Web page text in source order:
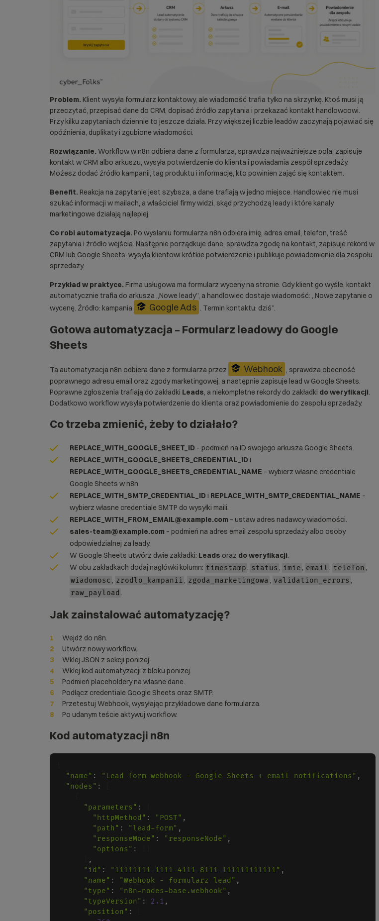
Problem. Klient wysyła formularz kontaktowy, ale wiadomość trafia tylko na skrzynkę. Ktoś musi ją
przeczytać, przepisać dane do CRM, dopisać źródło zapytania i przekazać kontakt handlowcowi.
Przy kilku zapytaniach dziennie to jeszcze działa. Przy większej liczbie leadów zaczynają pojawiać się
opóźnienia, duplikaty i zgubione wiadomości.
Rozwiązanie. Workflow w n8n odbiera dane z formularza, sprawdza najważniejsze pola, zapisuje
kontakt w CRM albo arkuszu, wysyła potwierdzenie do klienta i powiadamia zespół sprzedaży.
Możesz dodać źródło kampanii, tag produktu i informację, kto powinien zająć się kontaktem.
Benefit. Reakcja na zapytanie jest szybsza, a dane trafiają w jedno miejsce. Handlowiec nie musi
szukać informacji w mailach, a właściciel firmy widzi, skąd przychodzą leady i które kanały
marketingowe działają najlepiej.
Co robi automatyzacja. Po wysłaniu formularza n8n odbiera imię, adres email, telefon, treść
zapytania i źródło wejścia. Następnie porządkuje dane, sprawdza zgodę na kontakt, zapisuje rekord w
CRM lub Google Sheets, wysyła klientowi krótkie potwierdzenie i publikuje powiadomienie dla zespołu
sprzedaży.
Przykład w praktyce. Firma usługowa ma formularz wyceny na stronie. Gdy klient go wyśle, kontakt
automatycznie trafia do arkusza „Nowe leady”, a handlowiec dostaje wiadomość: „Nowe zapytanie o
wycenę. Źródło: kampania
Google Ads . Termin kontaktu: dziś”.
Gotowa automatyzacja – Formularz leadowy do Google
Sheets
Ta automatyzacja n8n odbiera dane z formularza przez Webhook , sprawdza obecność
poprawnego adresu email oraz zgody marketingowej, a następnie zapisuje lead w Google Sheets.
Poprawne zgłoszenia trafiają do zakładki Leads, a niekompletne rekordy do zakładki do weryfikacji.
Dodatkowo workflow wysyła potwierdzenie do klienta oraz powiadomienie do zespołu sprzedaży.
Co trzeba zmienić, żeby to działało?
REPLACE_WITH_GOOGLE_SHEET_ID – podmień na ID swojego arkusza Google Sheets.
REPLACE_WITH_GOOGLE_SHEETS_CREDENTIAL_ID i
REPLACE_WITH_GOOGLE_SHEETS_CREDENTIAL_NAME – wybierz własne credentiale
Google Sheets w n8n.
REPLACE_WITH_SMTP_CREDENTIAL_ID i REPLACE_WITH_SMTP_CREDENTIAL_NAME –
wybierz własne credentiale SMTP do wysyłki maili.
REPLACE_WITH_FROM_EMAIL@example.com – ustaw adres nadawcy wiadomości.
sales-team@example.com – podmień na adres email zespołu sprzedaży albo osoby
odpowiedzialnej za leady.
W Google Sheets utwórz dwie zakładki: Leads oraz do weryfikacji.
W obu zakładkach dodaj nagłówki kolumn: timestamp , status , imie , email , telefon ,
wiadomosc , zrodlo_kampanii , zgoda_marketingowa , validation_errors ,
raw_payload .
Jak zainstalować automatyzację?
Wejdź do n8n.
Utwórz nowy workflow.
Wklej JSON z sekcji poniżej.
Wklej kod automatyzacji z bloku poniżej.
Podmień placeholdery na własne dane.
Podłącz credentiale Google Sheets oraz SMTP.
Przetestuj Webhook, wysyłając przykładowe dane formularza.
Po udanym teście aktywuj workflow.
Kod automatyzacji n8n
"name" : "Lead form webhook - Google Sheets + email notifications" ,
"nodes" :
"parameters" :
"httpMethod" : "POST" ,
"path" : "lead-form" ,
"responseMode" : "responseNode" ,
"options" :
,
"id" : "11111111-1111-4111-8111-111111111111" ,
"name" : "Webhook - formularz lead" ,
"type" : "n8n-nodes-base.webhook" ,
"typeVersion" : 2.1 ,
"position" :